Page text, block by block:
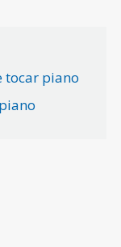
tocar piano